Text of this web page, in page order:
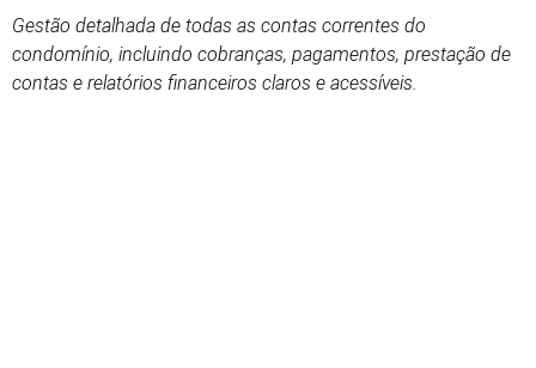
Gestão detalhada de todas as contas correntes do
condomínio, incluindo cobranças, pagamentos, prestação de
contas e relatórios financeiros claros e acessíveis.